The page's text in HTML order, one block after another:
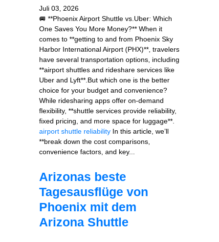
Juli 03, 2026
🚐 **Phoenix Airport Shuttle vs.Uber: Which
One Saves You More Money?** When it
comes to **getting to and from Phoenix Sky
Harbor International Airport (PHX)**, travelers
have several transportation options, including
**airport shuttles and rideshare services like
Uber and Lyft**.But which one is the better
choice for your budget and convenience?
While ridesharing apps offer on-demand
flexibility, **shuttle services provide reliability,
fixed pricing, and more space for luggage**.
airport shuttle reliability In this article, we’ll
**break down the cost comparisons,
convenience factors, and key...
Arizonas beste
Tagesausflüge von
Phoenix mit dem
Arizona Shuttle